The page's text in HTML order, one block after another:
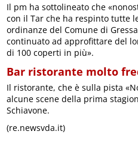
Il pm ha sottolineato che
con il Tar che ha respinto tutte
ordinanze del Comune di
continuato ad approfittare del
di 100 coperti in più».
Bar ristorante molto
Il ristorante, che è sulla pista
alcune scene della prima
Schiavone.
(re.newsvda.it)